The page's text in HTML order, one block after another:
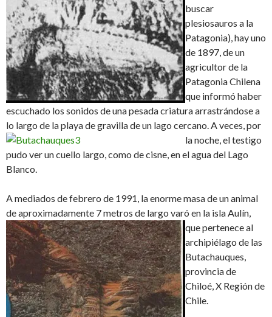
buscar
plesiosauros a la
Patagonia), hay uno
de 1897, de un
agricultor de la
Patagonia Chilena
que informó haber
escuchado los sonidos de una pesada criatura arrastrándose a
lo largo de la playa de gravilla de un lago cercano. A veces, por
lanoche, el testigo
pudo ver un cuello largo, como de cisne, en el agua del Lago
Blanco.
A mediados de febrero de 1991, la enorme masa de un animal
de aproximadamente 7 metros de largo varó en la isla Aulín,
que pertenece al
archipiélago de las
Butachauques,
provincia de
Chiloé, X Región de
Chile.